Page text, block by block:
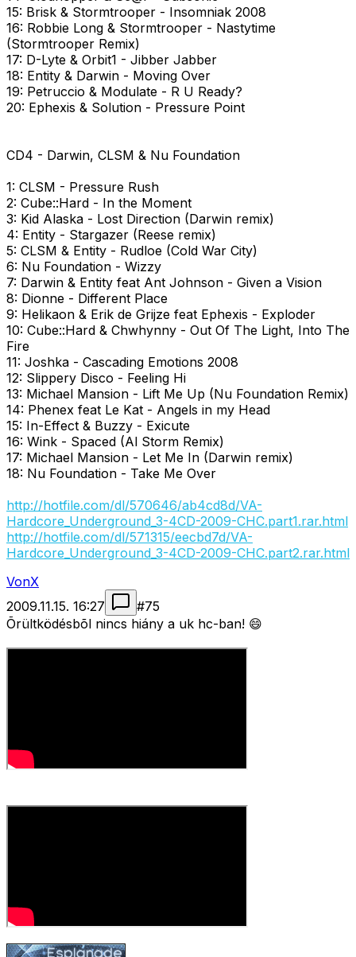
15: Brisk & Stormtrooper - Insomniak 2008
16: Robbie Long & Stormtrooper - Nastytime
(Stormtrooper Remix)
17: D-Lyte & Orbit1 - Jibber Jabber
18: Entity & Darwin - Moving Over
19: Petruccio & Modulate - R U Ready?
20: Ephexis & Solution - Pressure Point
CD4 - Darwin, CLSM & Nu Foundation
1: CLSM - Pressure Rush
2: Cube::Hard - In the Moment
3: Kid Alaska - Lost Direction (Darwin remix)
4: Entity - Stargazer (Reese remix)
5: CLSM & Entity - Rudloe (Cold War City)
6: Nu Foundation - Wizzy
7: Darwin & Entity feat Ant Johnson - Given a Vision
8: Dionne - Different Place
9: Helikaon & Erik de Grijze feat Ephexis - Exploder
10: Cube::Hard & Chwhynny - Out Of The Light, Into The
Fire
11: Joshka - Cascading Emotions 2008
12: Slippery Disco - Feeling Hi
13: Michael Mansion - Lift Me Up (Nu Foundation Remix)
14: Phenex feat Le Kat - Angels in my Head
15: In-Effect & Buzzy - Exicute
16: Wink - Spaced (Al Storm Remix)
17: Michael Mansion - Let Me In (Darwin remix)
18: Nu Foundation - Take Me Over
http://hotfile.com/dl/570646/ab4cd8d/VA-
Hardcore_Underground_3-4CD-2009-CHC.part1.rar.html
http://hotfile.com/dl/571315/eecbd7d/VA-
Hardcore_Underground_3-4CD-2009-CHC.part2.rar.html
VonX
2009.11.15. 16:27
#75
Õrültködésbõl nincs hiány a uk hc-ban! 😄